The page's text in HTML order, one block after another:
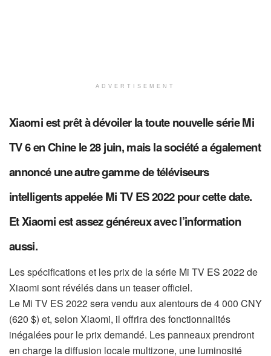
ADVERTISEMENT
Xiaomi est prêt à dévoiler la toute nouvelle série Mi
TV 6 en Chine le 28 juin, mais la société a également
annoncé une autre gamme de téléviseurs
intelligents appelée Mi TV ES 2022 pour cette date.
Et Xiaomi est assez généreux avec l’information
aussi.
Les spécifications et les prix de la série Mi TV ES 2022 de
Xiaomi sont révélés dans un teaser officiel.
Le Mi TV ES 2022 sera vendu aux alentours de 4 000 CNY
(620 $) et, selon Xiaomi, il offrira des fonctionnalités
inégalées pour le prix demandé. Les panneaux prendront
en charge la diffusion locale multizone, une luminosité